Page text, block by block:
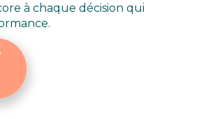
à chaque décision qui